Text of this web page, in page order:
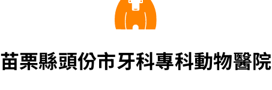
苗栗縣頭份市牙科專科動物醫院